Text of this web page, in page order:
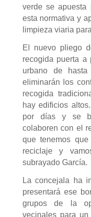
verde se
esta normativa y
limpieza viaria
El nuevo pliego
recogida puerta
urbano de
eliminarán los
recogida
hay edificios
por días y se
colaboren con el
que tenemos
reciclaje y
subrayado García.
La concejala ha
presentará ese
grupos de la
vecinales para